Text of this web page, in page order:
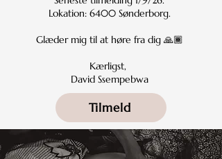
Lokation: 6400 Sønderborg.
Glæder mig til at høre fra dig 🙏🏾
Kærligst,
David Ssempebwa
Tilmeld